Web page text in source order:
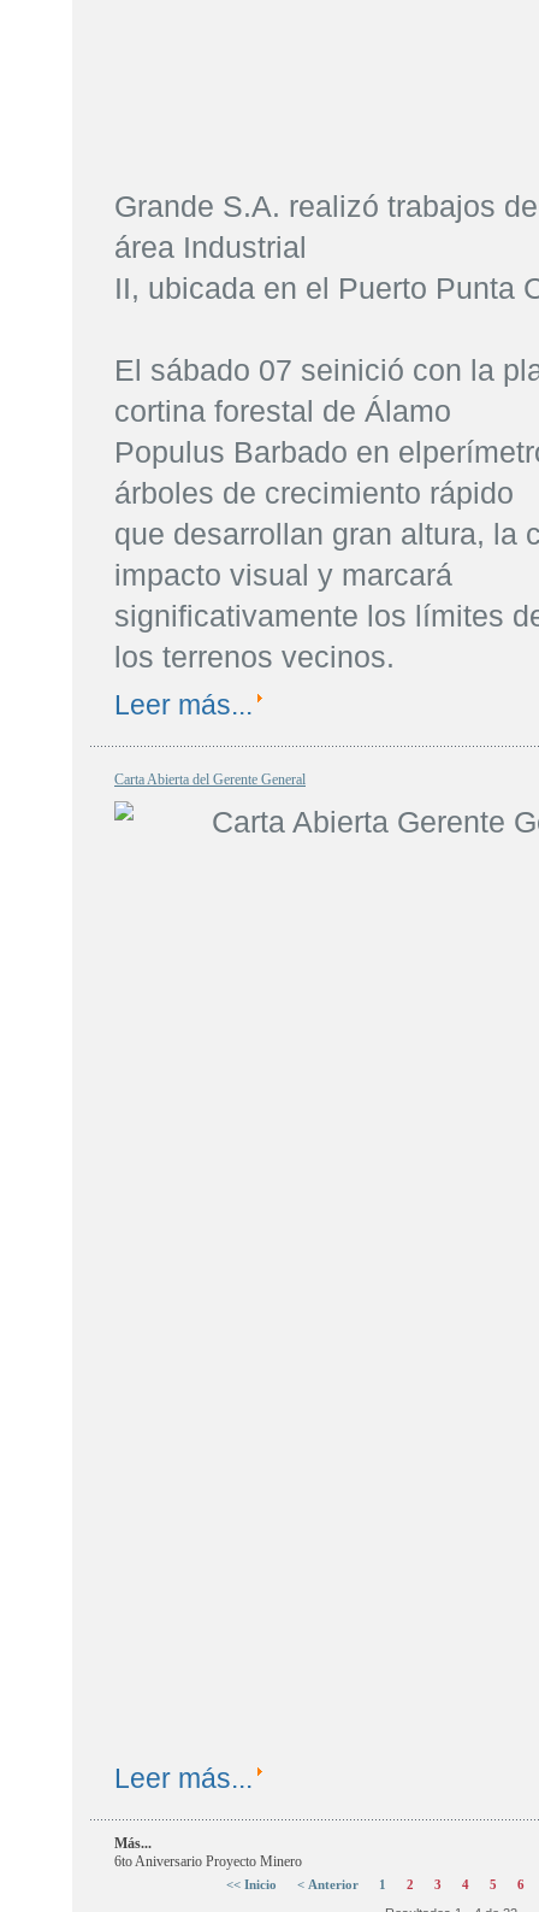
Grande S.A. realizó trabajos
área Industrial
II, ubicada en el Puerto Punta
El sábado 07 seinició con la
cortina forestal de Álamo
Populus Barbado en
árboles de crecimiento rápido
que desarrollan gran altura, la
impacto visual y marcará
significativamente los límites
los terrenos vecinos.
Leer más...
Carta Abierta del Gerente General
Leer más...
Más...
6to Aniversario Proyecto Minero
<< Inicio < Anterior 1 2 3 4 5
6